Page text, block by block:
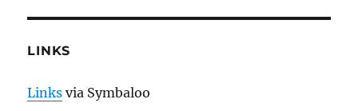
LINKS
Links via Symbaloo